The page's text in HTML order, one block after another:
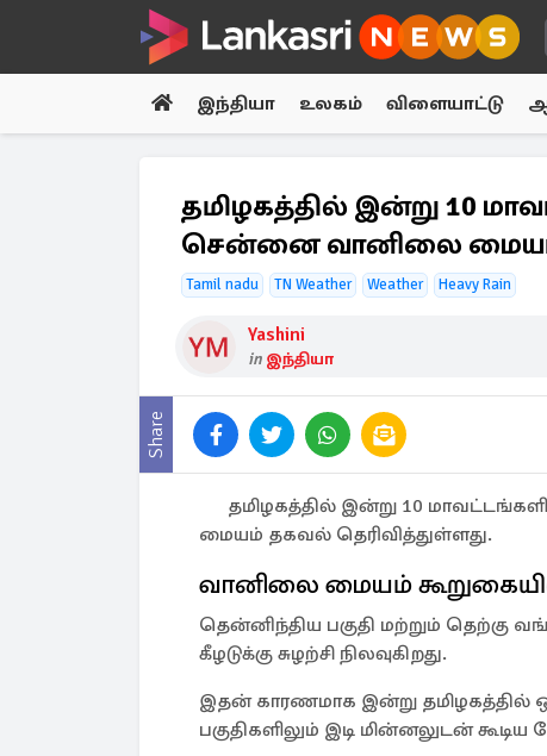
இந்தியா உலகம் விளையாட்டு
தமிழகத்தில் இன்று 10
சென்னை வானிலை
Tamil nadu TN Weather Weather Heavy Rain
Yashini
in இந்தியா
Share
தமிழகத்தில் இன்று 10
மையம் தகவல் தெரிவித்துள்ளது.
வானிலை மையம்
தென்னிந்திய பகுதி மற்றும் தெற்கு
கீழடுக்கு சுழற்சி நிலவுகிறது.
இதன் காரணமாக இன்று தமிழகத்தில்
பகுதிகளிலும் இடி மின்னலுடன்